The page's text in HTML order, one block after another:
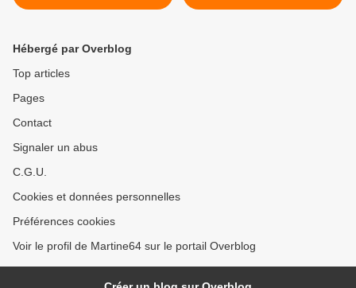
Hébergé par Overblog
Top articles
Pages
Contact
Signaler un abus
C.G.U.
Cookies et données personnelles
Préférences cookies
Voir le profil de Martine64 sur le portail Overblog